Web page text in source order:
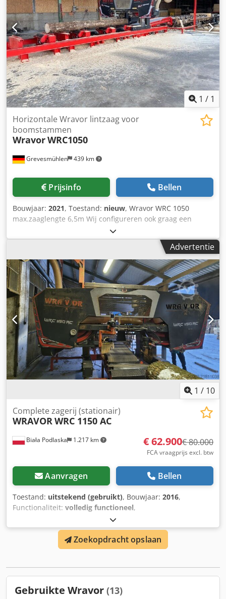
• Rail lengte: 9,5 m • Hydraulische stamklemmen: 4 X •
Hydraulische heffing / mechanische rollen: 2 X •
Hydraulische hoeken (90°): 3 X • Standaard stamrotator: 2 X
• Uitvoer silon transportband voor plankentransport
1 / 1
Grevesmühlen 439 km
Horizontale Wravor lintzaag voor
boomstammen
WravorWRC1050
Prijsinfo Bellen
Bouwjaar: 2021, Toestand: nieuw, Wravor WRC 1050
max.zaaglengte 6,5m Wij configureren ook graag een
nieuwe lintzaag voor boomstammen volgens uw wensen.
Cjdpegyw R Ssfx Ailerf
Advertentie
1 / 10
Biała Podlaska 1.217 km
Complete zagerij (stationair)
WRAVORWRC 1150 AC
€ 62.900€ 80.000
FCA vraagprijs excl. btw
Aanvragen Bellen
Toestand: uitstekend (gebruikt), Bouwjaar: 2016,
Functionaliteit: volledig functioneel,
16041309
hydraulische functie, WRAVOR WRC 1150 AC kettingzaag
met klovenaanvoer (stationair model), bouwjaar 2016. Kan
nog steeds in werking worden bekeken. Cedpfoy Hx I Tsx
Zoekopdracht opslaan
Gebruikte Wravor (13)